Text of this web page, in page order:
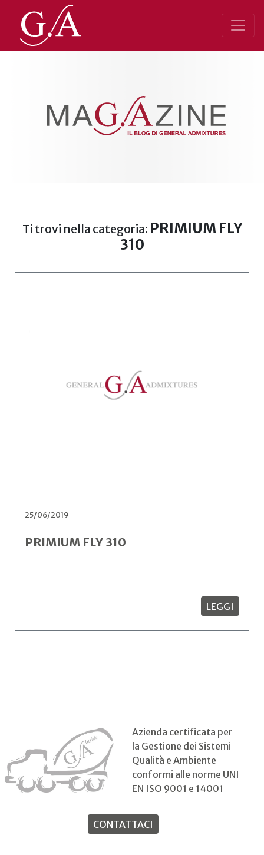
Ti trovi nella categoria: PRIMIUM FLY
310
25/06/2019
PRIMIUM FLY 310
LEGGI
Azienda certificata per
la Gestione dei Sistemi
Qualità e Ambiente
conformi alle norme UNI
EN ISO 9001 e 14001
CONTATTACI